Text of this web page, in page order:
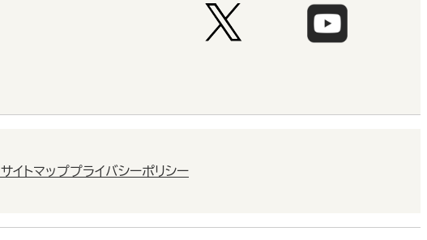
サイトマッププライバシーポリシー